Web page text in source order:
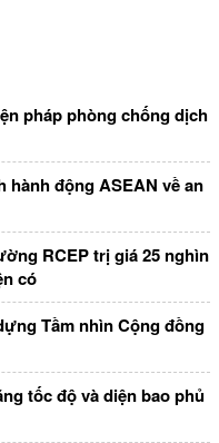
pháp phòng chống dịch
động ASEAN về an
RCEP trị giá 25 nghìn
có
Tầm nhìn Cộng đồng
tốc độ và diện bao phủ